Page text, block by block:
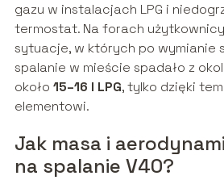
gazu w instalacjach LPG i
termostat. Na forach
sytuacje, w których po wymianie
spalanie w mieście spadało z
około 15–16 l LPG, tylko dzięki
elementowi.
Jak masa i
na spalanie V40?